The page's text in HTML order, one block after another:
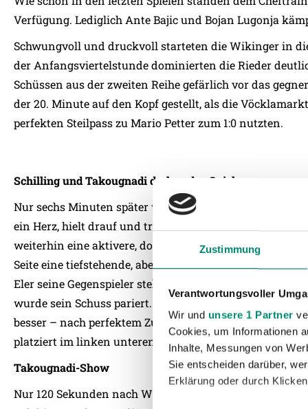
Zustimmung
Verantwortungsvoller
Wir und unsere 1 Partner
Cookies, um Informationen
Inhalte, Messungen von
Sie entscheiden darüber,
Erklärung oder durch
Verfügung. Lediglich Ante Bajic und Bojan Lugonja
Schwungvoll und druckvoll starteten die Wikinger in
der Anfangsviertelstunde dominierten die Rieder
Schüssen aus der zweiten Reihe gefärlich vor das
der 20. Minute auf den Kopf gestellt, als die
perfekten Steilpass zu Mario Petter zum 1:0 nutzten.
Schilling und Takougnadi drehen das Spiel
Nur sechs Minuten später war der Spielstand wieder
ein Herz, hielt drauf und traf zum verdienten 1:1. Die
weiterhin eine aktivere, dominantere Rieder-
Seite eine tiefstehende, aber auf konterlauende
Eler seine Gegenspieler stehen, zog nach innen und
wurde sein Schuss pariert. Kurz vor der Halbzeitpause
besser – nach perfektem Zuspiel von Thomas
platziert im linken unteren Eck.
Takougnadi-Show
Nur 120 Sekunden nach Wiederbeginn jubelten erneut